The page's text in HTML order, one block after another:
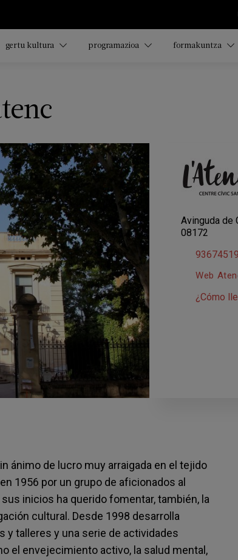
gertu kultura programazioa formakuntza
Avinguda de
08172
Web
¿Cómo
ánimo de lucro muy arraigada en el tejido
1956 por un grupo de aficionados al
inicios ha querido fomentar, también, la
cultural. Desde 1998 desarrolla
y talleres y una serie de actividades
el envejecimiento activo, la salud mental,